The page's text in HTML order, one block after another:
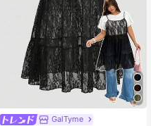
GalTyme
#1 ベストセラー